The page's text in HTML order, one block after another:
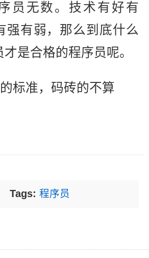
员无数。技术有好有
强有弱，那么到底什么
是合格的程序员呢。
的标准，码砖的不算
Tags: 程序员